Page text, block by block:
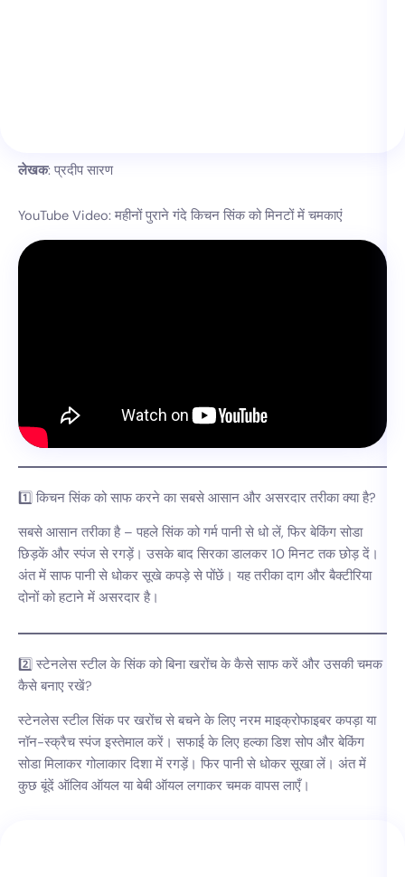
लेखक: प्रदीप सारण
YouTube Video: महीनों पुराने गंदे किचन सिंक को मिनटों में चमकाएं
1️⃣ किचन सिंक को साफ करने का सबसे आसान और असरदार तरीका क्या है?
सबसे आसान तरीका है – पहले सिंक को गर्म पानी से धो लें, फिर बेकिंग सोडा
छिड़कें और स्पंज से रगड़ें। उसके बाद सिरका डालकर 10 मिनट तक छोड़ दें।
अंत में साफ पानी से धोकर सूखे कपड़े से पोंछें। यह तरीका दाग और बैक्टीरिया
दोनों को हटाने में असरदार है।
2️⃣ स्टेनलेस स्टील के सिंक को बिना खरोंच के कैसे साफ करें और उसकी चमक
कैसे बनाए रखें?
स्टेनलेस स्टील सिंक पर खरोंच से बचने के लिए नरम माइक्रोफाइबर कपड़ा या
नॉन-स्क्रैच स्पंज इस्तेमाल करें। सफाई के लिए हल्का डिश सोप और बेकिंग
सोडा मिलाकर गोलाकार दिशा में रगड़ें। फिर पानी से धोकर सूखा लें। अंत में
कुछ बूंदें ऑलिव ऑयल या बेबी ऑयल लगाकर चमक वापस लाएँ।